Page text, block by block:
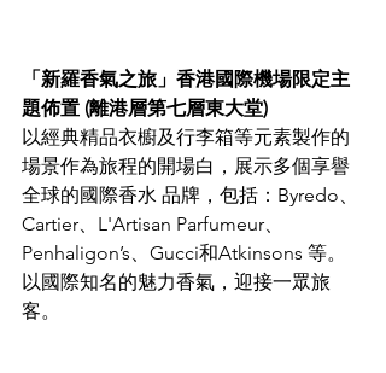
「新羅香氣之旅」香港國際機場限定主
題佈置 (離港層第七層東大堂)
以經典精品衣櫥及行李箱等元素製作的
場景作為旅程的開場白，展示多個享譽
全球的國際香水 品牌，包括：Byredo、
Cartier、L'Artisan Parfumeur、
Penhaligon’s、Gucci和Atkinsons 等。
以國際知名的魅力香氣，迎接一眾旅
客。